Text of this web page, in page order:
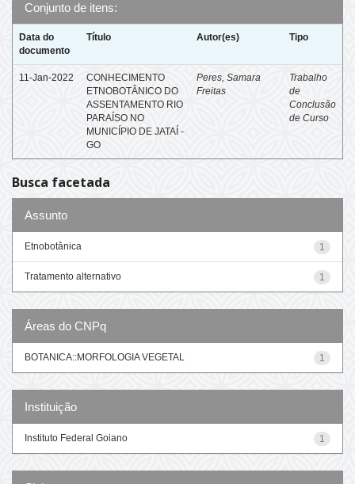
Conjunto de itens:
Data do
documento
Título Autor(es) Tipo
11-Jan-2022
CONHECIMENTO
ETNOBOTÂNICO DO
ASSENTAMENTO RIO
PARAÍSO NO
MUNICÍPIO DE JATAÍ -
GO
Peres, Samara
Freitas
Trabalho
de
Conclusão
de Curso
Busca facetada
Assunto
1
Etnobotânica
1
Tratamento alternativo
Áreas do CNPq
1
BOTANICA::MORFOLOGIA VEGETAL
Instituição
1
Instituto Federal Goiano